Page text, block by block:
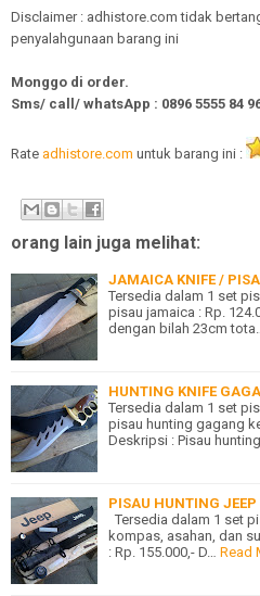
Disclaimer : adhistore.com tidak
penyalahgunaan barang ini
Monggo di order.
Sms/ call/ whatsApp : 0896 5555 84
Rate adhistore.com untuk barang ini :
orang lain juga melihat:
JAMAICA KNIFE /
Tersedia dalam 1 set
pisau jamaica : Rp.
dengan bilah 23cm
HUNTING KNIFE
Tersedia dalam 1 set
pisau hunting gagang
Deskripsi : Pisau
PISAU HUNTING JEEP
Tersedia dalam 1 set
kompas, asahan, dan
: Rp. 155.000,- D… Read